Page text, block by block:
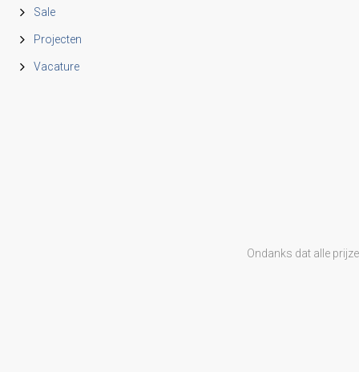
Sale
Projecten
Vacature
Ondanks dat alle